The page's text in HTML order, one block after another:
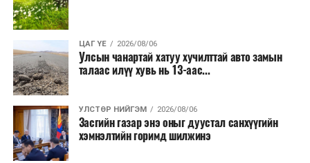
ЦАГ ҮЕ 2026/08/06
Улсын чанартай хатуу хучилттай авто замын
талаас илүү хувь нь 13-аас...
УЛСТӨР НИЙГЭМ 2026/08/06
Засгийн газар энэ оныг дуустал санхүүгийн
хэмнэлтийн горимд шилжинэ